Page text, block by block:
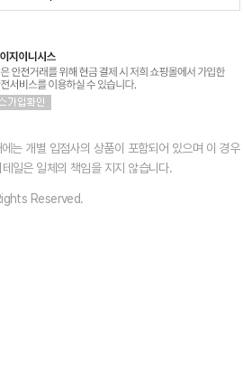
는 개별 입점사의 상품이 포함되어 있으며 이 경
일은 일체의 책임을 지지 않습니다.
Reserved.